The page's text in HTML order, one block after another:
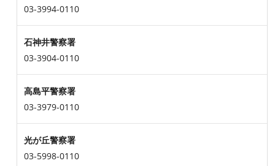
03-3994-0110
石神井警察署
03-3904-0110
高島平警察署
03-3979-0110
光が丘警察署
03-5998-0110